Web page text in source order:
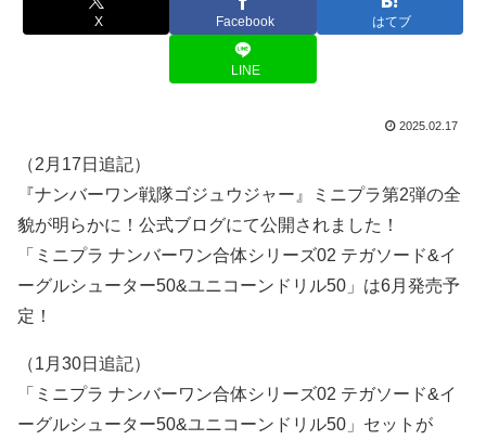
X Facebook はてブ
LINE
2025.02.17
（2月17日追記）
『ナンバーワン戦隊ゴジュウジャー』ミニプラ第2弾の全
貌が明らかに！公式ブログにて公開されました！
「ミニプラ ナンバーワン合体シリーズ02 テガソード&イ
ーグルシューター50&ユニコーンドリル50」は6月発売予
定！
（1月30日追記）
「ミニプラ ナンバーワン合体シリーズ02 テガソード&イ
ーグルシューター50&ユニコーンドリル50」セットが